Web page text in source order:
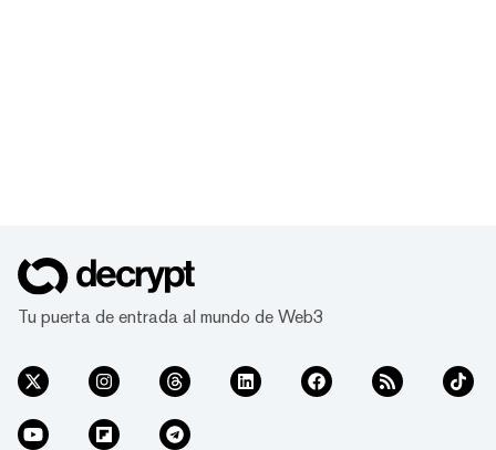
Tu puerta de entrada al mundo de Web3